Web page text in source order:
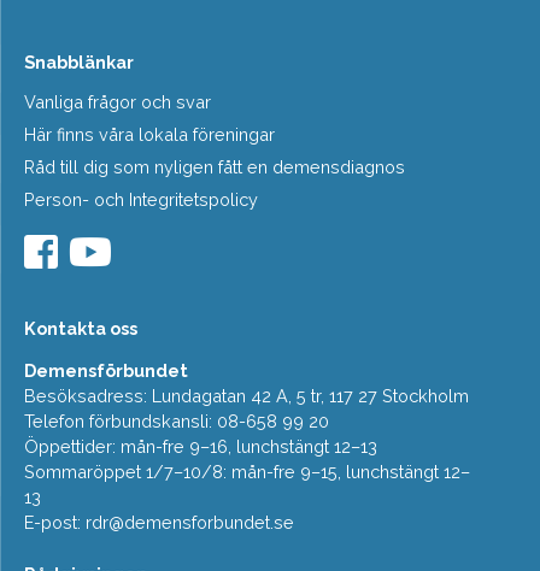
Snabblänkar
Vanliga frågor och svar
Här finns våra lokala föreningar
Råd till dig som nyligen fått en demensdiagnos
Person- och Integritetspolicy
Kontakta oss
Demensförbundet
Besöksadress: Lundagatan 42 A, 5 tr, 117 27 Stockholm
Telefon förbundskansli: 08-658 99 20
Öppettider: mån-fre 9–16, lunchstängt 12–13
Sommaröppet 1/7–10/8: mån-fre 9–15, lunchstängt 12–
13
E-post: rdr@demensforbundet.se